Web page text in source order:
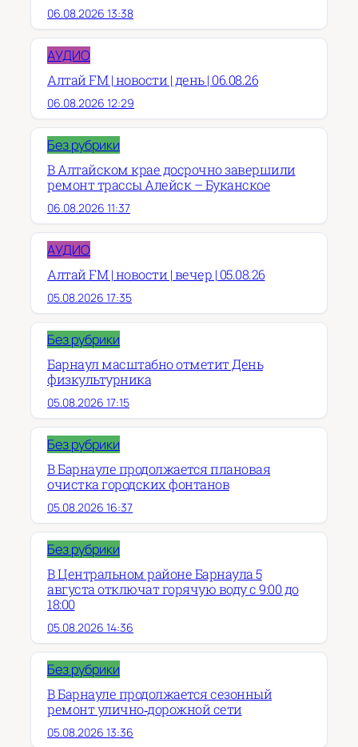
06.08.2026 13:38
АУДИО
Алтай FM | новости | день | 06.08.26
06.08.2026 12:29
Без рубрики
В Алтайском крае досрочно завершили
ремонт трассы Алейск – Буканское
06.08.2026 11:37
АУДИО
Алтай FM | новости | вечер | 05.08.26
05.08.2026 17:35
Без рубрики
Барнаул масштабно отметит День
физкультурника
05.08.2026 17:15
Без рубрики
В Барнауле продолжается плановая
очистка городских фонтанов
05.08.2026 16:37
Без рубрики
В Центральном районе Барнаула 5
августа отключат горячую воду с 9:00 до
18:00
05.08.2026 14:36
Без рубрики
В Барнауле продолжается сезонный
ремонт улично‑дорожной сети
05.08.2026 13:36